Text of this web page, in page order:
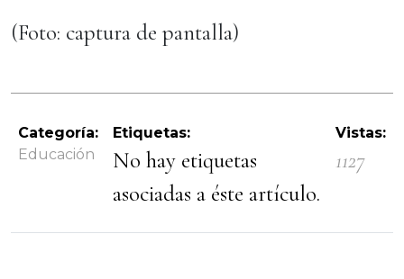
(Foto: captura de pantalla)
Categoría:
Educación
Etiquetas:
No hay etiquetas
asociadas a éste artículo.
Vistas:
1127